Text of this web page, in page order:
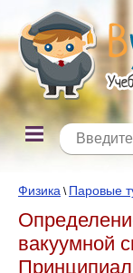
Физика \ Паровые
вакуумной